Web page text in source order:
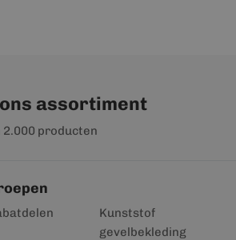
assortiment
2.000 producten
Kunststof
gevelbekleding